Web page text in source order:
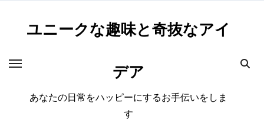
ユニークな趣味と奇抜なアイ
デア
あなたの日常をハッピーにするお手伝いをしま
す